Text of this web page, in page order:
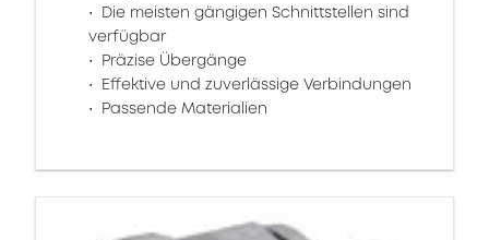
Die meisten gängigen Schnittstellen sind
verfügbar
Präzise Übergänge
Effektive und zuverlässige Verbindungen
Passende Materialien